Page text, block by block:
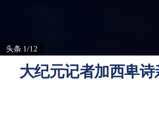
网
头条 1/12
大纪元记者加西卑